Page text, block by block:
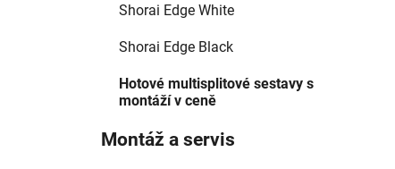
Shorai Edge White
Shorai Edge Black
Hotové multisplitové sestavy s
montáží v ceně
Montáž a servis